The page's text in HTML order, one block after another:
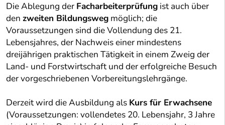
Die Ablegung der Facharbeiterprüfung ist auch über
den zweiten Bildungsweg möglich; die
Voraussetzungen sind die Vollendung des 21.
Lebensjahres, der Nachweis einer mindestens
dreijährigen praktischen Tätigkeit in einem Zweig der
Land- und Forstwirtschaft und der erfolgreiche Besuch
der vorgeschriebenen Vorbereitungslehrgänge.
Derzeit wird die Ausbildung als Kurs für Erwachsene
(Voraussetzungen: vollendetes 20. Lebensjahr, 3 Jahre